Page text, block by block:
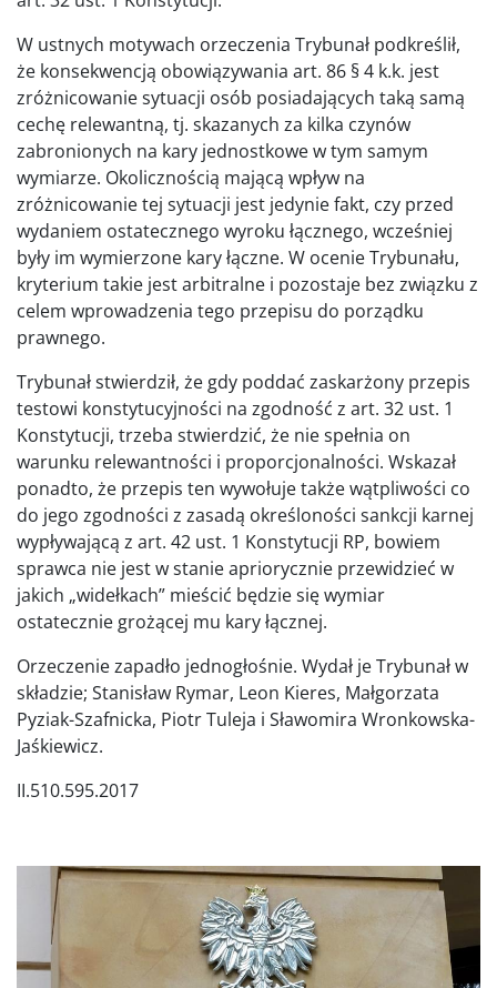
W ustnych motywach orzeczenia Trybunał podkreślił,
że konsekwencją obowiązywania art. 86 § 4 k.k. jest
zróżnicowanie sytuacji osób posiadających taką samą
cechę relewantną, tj. skazanych za kilka czynów
zabronionych na kary jednostkowe w tym samym
wymiarze. Okolicznością mającą wpływ na
zróżnicowanie tej sytuacji jest jedynie fakt, czy przed
wydaniem ostatecznego wyroku łącznego, wcześniej
były im wymierzone kary łączne. W ocenie Trybunału,
kryterium takie jest arbitralne i pozostaje bez związku z
celem wprowadzenia tego przepisu do porządku
prawnego.
Trybunał stwierdził, że gdy poddać zaskarżony przepis
testowi konstytucyjności na zgodność z art. 32 ust. 1
Konstytucji, trzeba stwierdzić, że nie spełnia on
warunku relewantności i proporcjonalności. Wskazał
ponadto, że przepis ten wywołuje także wątpliwości co
do jego zgodności z zasadą określoności sankcji karnej
wypływającą z art. 42 ust. 1 Konstytucji RP, bowiem
sprawca nie jest w stanie apriorycznie przewidzieć w
jakich „widełkach” mieścić będzie się wymiar
ostatecznie grożącej mu kary łącznej.
Orzeczenie zapadło jednogłośnie. Wydał je Trybunał w
składzie; Stanisław Rymar, Leon Kieres, Małgorzata
Pyziak-Szafnicka, Piotr Tuleja i Sławomira Wronkowska-
Jaśkiewicz.
II.510.595.2017